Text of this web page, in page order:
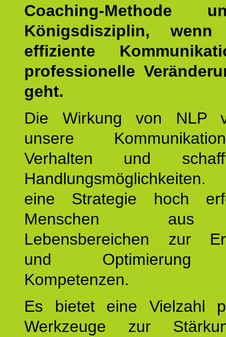
Coaching-Methode
Königsdisziplin,
effiziente
professionelle
geht.
Die Wirkung von NLP
unsere
Verhalten und
eine Strategie hoch
Menschen
Lebensbereichen zur
und Optimierung
Kompetenzen.
Es bietet eine Vielzahl
Werkzeuge zur